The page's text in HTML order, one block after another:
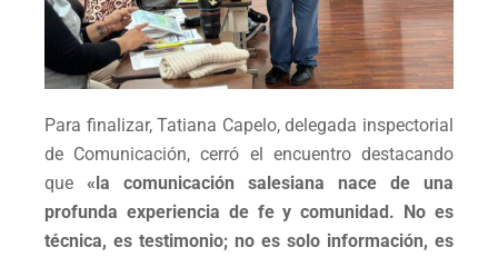
Para finalizar, Tatiana Capelo, delegada inspectorial
de Comunicación, cerró el encuentro destacando
que «la comunicación salesiana nace de una
profunda experiencia de fe y comunidad. No es
técnica, es testimonio; no es solo información, es